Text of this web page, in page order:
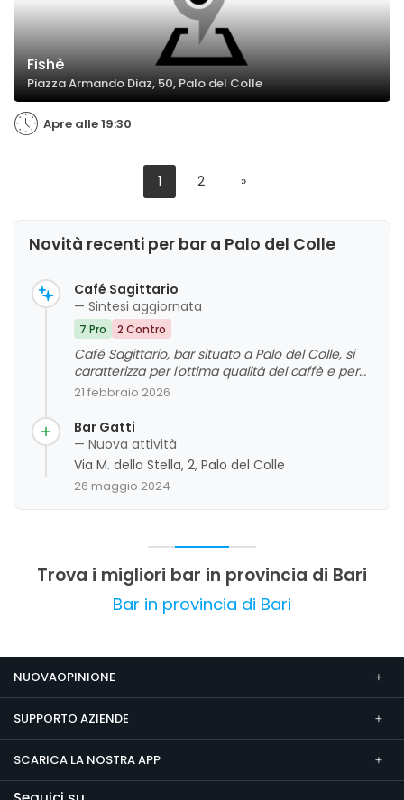
Fishè
Piazza Armando Diaz, 50, Palo del Colle
Apre alle 19:30
1 2 »
Novità recenti per bar a Palo del Colle
Café Sagittario
— Sintesi aggiornata
7 Pro 2 Contro
Café Sagittario, bar situato a Palo del Colle, si
caratterizza per l'ottima qualità del caffè e per
un ambiente generalmente accogliente e
l'atmosfera familiare sono elementi apprezzati
dalla clientela. Tuttavia, alcuni commenti
indicano che lo spazio può risultare un po'
stretto e che l'ambiente, pur essendo tranquillo,
può risultare mediocre in alcune occasioni. Nel
cordialità del personale.
21 febbraio 2026
Bar Gatti
— Nuova attività
Via M. della Stella, 2, Palo del Colle
26 maggio 2024
Trova i migliori bar in provincia di Bari
Bar in provincia di Bari
NUOVAOPINIONE
SUPPORTO AZIENDE
SCARICA LA NOSTRA APP